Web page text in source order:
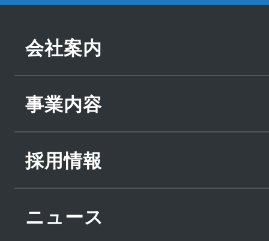
会社案内
事業内容
採用情報
ニュース